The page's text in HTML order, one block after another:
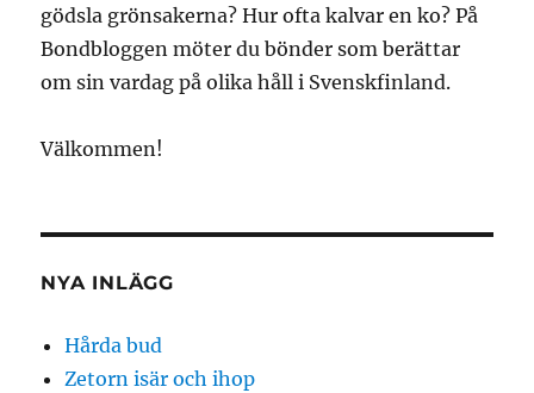
gödsla grönsakerna? Hur ofta kalvar en ko? På
Bondbloggen möter du bönder som berättar
om sin vardag på olika håll i Svenskfinland.
Välkommen!
NYA INLÄGG
Hårda bud
Zetorn isär och ihop